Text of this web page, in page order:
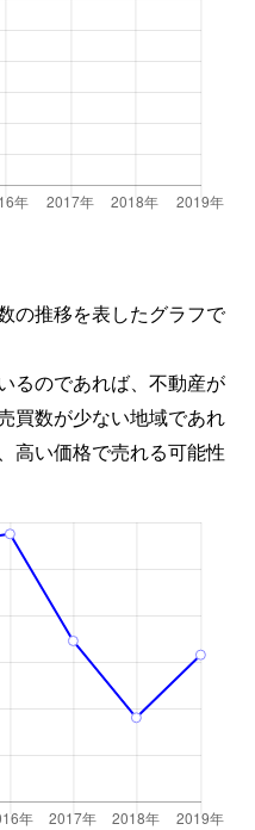
の推移を表したグラフで
るのであれば、不動産が
買数が少ない地域であれ
高い価格で売れる可能性